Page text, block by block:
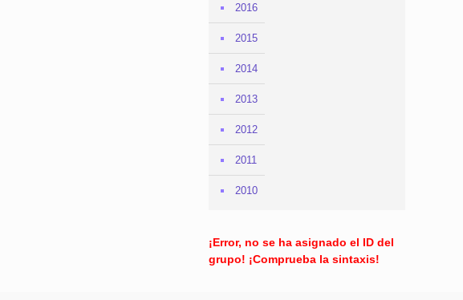
2016
2015
2014
2013
2012
2011
2010
¡Error, no se ha asignado el ID del
grupo! ¡Comprueba la sintaxis!